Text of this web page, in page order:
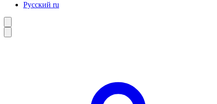
Русский ru